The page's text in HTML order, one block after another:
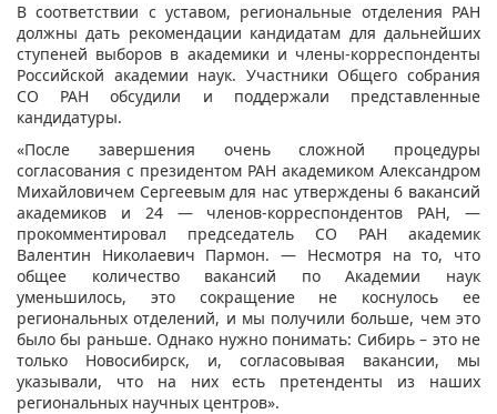
​В соответствии с уставом, региональные отделения РАН
должны дать рекомендации кандидатам для дальнейших
ступеней выборов в академики и члены-корреспонденты
Российской академии наук. Участники Общего собрания
СО РАН обсудили и поддержали представленные
кандидатуры.
«После завершения очень сложной процедуры
согласования с президентом РАН академиком Александром
Михайловичем Сергеевым для нас утверждены 6 вакансий
академиков и 24 — членов-корреспондентов РАН, —
прокомментировал председатель СО РАН академик
Валентин Николаевич Пармон. — Несмотря на то, что
общее количество вакансий по Академии наук
уменьшилось, это сокращение не коснулось ее
региональных отделений, и мы получили больше, чем это
было бы раньше. Однако нужно понимать: Сибирь – это не
только Новосибирск, и, согласовывая вакансии, мы
указывали, что на них есть претенденты из наших
региональных научных центров».